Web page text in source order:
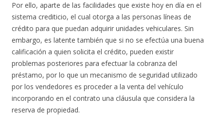
Por ello, aparte de las facilidades que existe hoy en día en el
sistema crediticio, el cual otorga a las personas líneas de
crédito para que puedan adquirir unidades vehiculares. Sin
embargo, es latente también que si no se efectúa una buena
calificación a quien solicita el crédito, pueden existir
problemas posteriores para efectuar la cobranza del
préstamo, por lo que un mecanismo de seguridad utilizado
por los vendedores es proceder a la venta del vehículo
incorporando en el contrato una cláusula que considera la
reserva de propiedad.